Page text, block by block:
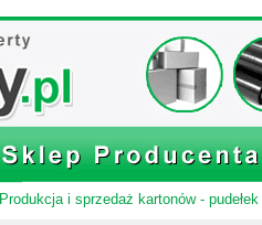
Produkcja i sprzedaż kartonów -